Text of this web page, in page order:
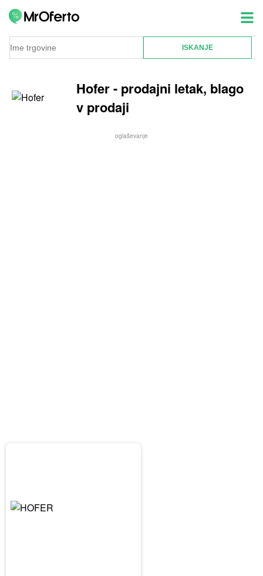
Hofer - prodajni letak, blago
v prodaji
oglaševanje